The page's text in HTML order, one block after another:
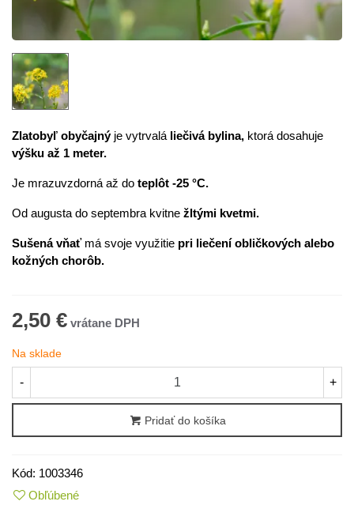
Zlatobyľ obyčajnýje vytrvalá liečivá bylina, ktorá dosahuje
výšku až 1 meter.
Je mrazuvzdorná až do teplôt -25 °C.
Od augusta do septembra kvitne žltými kvetmi.
Sušená vňaťmá svoje využitie pri liečení obličkových alebo
kožných chorôb.
2,50 €
Na sklade
- +
Pridať do košíka
Kód: 1003346
Obľúbené